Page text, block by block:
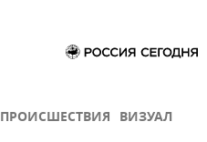
ПРОИСШЕСТВИЯ ВИЗУАЛ